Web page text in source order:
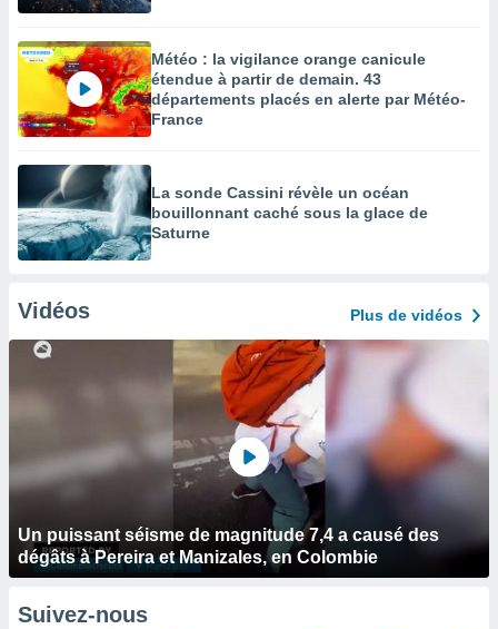
Météo : la vigilance orange canicule
étendue à partir de demain. 43
départements placés en alerte par Météo-
France
La sonde Cassini révèle un océan
bouillonnant caché sous la glace de
Saturne
Vidéos Plus de vidéos
Un puissant séisme de magnitude 7,4 a causé des
dégâts à Pereira et Manizales, en Colombie
Suivez-nous